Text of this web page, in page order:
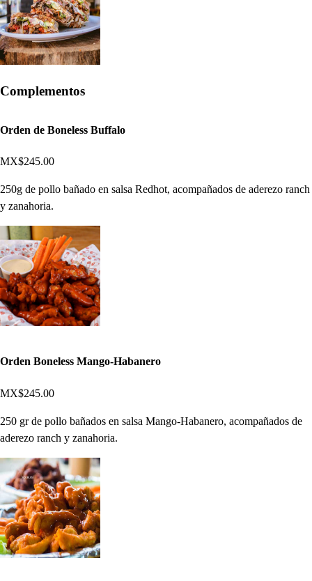
Complementos
Orden de Boneless Buffalo
MX$245.00
250g de pollo bañado en salsa Redhot, acompañados de aderezo ranch
y zanahoria.
Orden Boneless Mango-Habanero
MX$245.00
250 gr de pollo bañados en salsa Mango-Habanero, acompañados de
aderezo ranch y zanahoria.